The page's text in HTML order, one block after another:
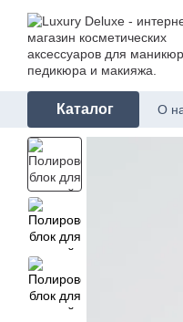
Перейти к основному
Каталог О